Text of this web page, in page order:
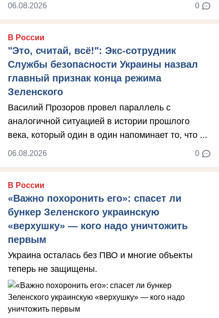
06.08.2026 0
В России
"Это, считай, всё!": Экс-сотрудник
Службы безопасности Украины назвал
главный признак конца режима
Зеленского
Василий Прозоров провел параллель с
аналогичной ситуацией в истории прошлого
века, который один в один напоминает то, что ...
06.08.2026 0
В России
«Важно похоронить его»: спасет ли
бункер Зеленского украинскую
«верхушку» — кого надо уничтожить
первым
Украина осталась без ПВО и многие объекты
теперь не защищены.